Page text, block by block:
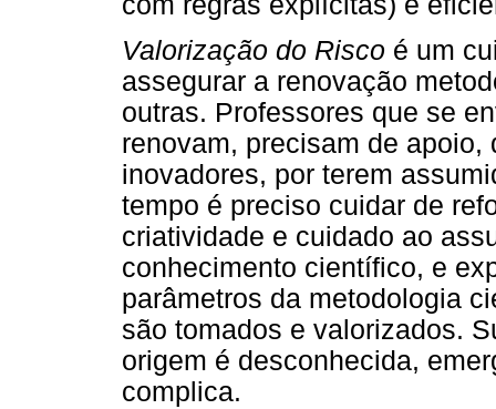
Valorização do Risco é um
assegurar a renovação
outras. Professores que se
renovam, precisam de
inovadores, por terem
tempo é preciso cuidar de
criatividade e cuidado ao
conhecimento científico, e
parâmetros da metodologia
são tomados e valorizados.
origem é desconhecida,
complica.